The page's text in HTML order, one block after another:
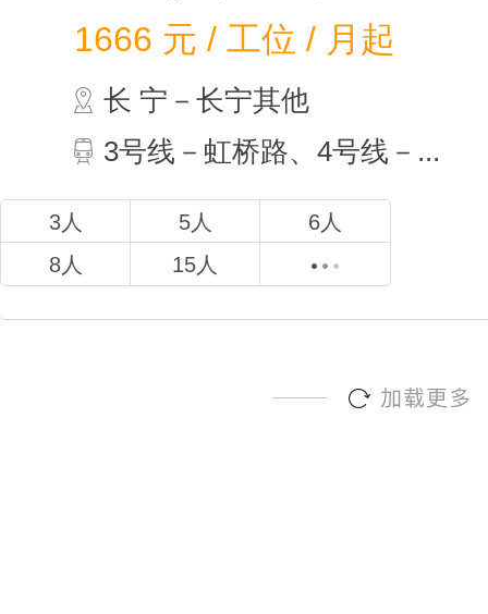
1666 元 / 工位 / 月起
长 宁－长宁其他
3号线－虹桥路、4号线－...
3人 5人
6人
8人
15人